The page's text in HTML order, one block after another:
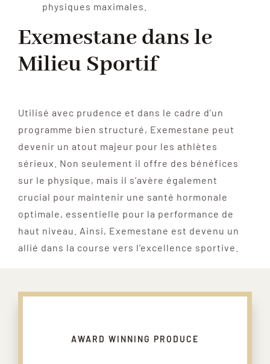
physiques maximales.
Exemestane dans le
Milieu Sportif
Utilisé avec prudence et dans le cadre d’un
programme bien structuré, Exemestane peut
devenir un atout majeur pour les athlètes
sérieux. Non seulement il offre des bénéfices
sur le physique, mais il s’avère également
crucial pour maintenir une santé hormonale
optimale, essentielle pour la performance de
haut niveau. Ainsi, Exemestane est devenu un
allié dans la course vers l’excellence sportive.
AWARD WINNING PRODUCE